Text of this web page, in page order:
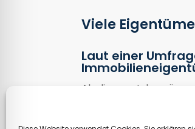
Viele
Laut einer
Ab diesem Jahr
Grundsteuerreform
Drittel der Befragten